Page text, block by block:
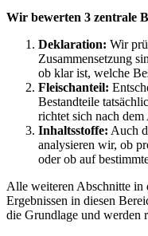
Wir bewerten 3 zentrale
Deklaration: Wir
Zusammensetzung
ob klar ist, welche
Fleischanteil:
Bestandteile
richtet sich nach
Inhaltsstoffe: Auch
analysieren wir, ob
oder ob auf
Alle weiteren Abschnitte in
Ergebnissen in diesen
die Grundlage und werden